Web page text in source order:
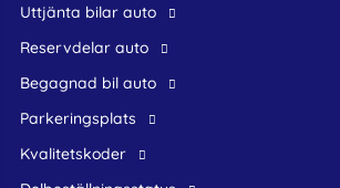
Uttjänta bilar auto
reservdelar auto
begagnad bil auto
Parkeringsplats
Kvalitetskoder